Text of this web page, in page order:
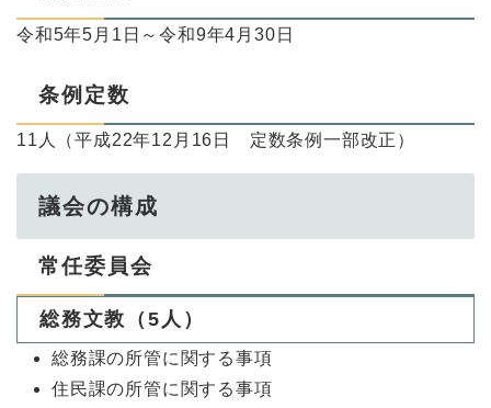
令和5年5月1日～令和9年4月30日
条例定数
11人（平成22年12月16日 定数条例一部改正）
議会の構成
常任委員会
総務文教（5人）
総務課の所管に関する事項
住民課の所管に関する事項